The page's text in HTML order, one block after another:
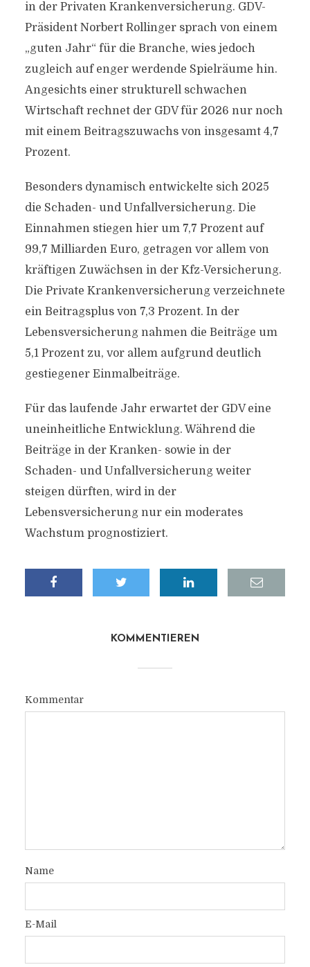
in der Privaten Krankenversicherung. GDV-
Präsident Norbert Rollinger sprach von einem
„guten Jahr“ für die Branche, wies jedoch
zugleich auf enger werdende Spielräume hin.
Angesichts einer strukturell schwachen
Wirtschaft rechnet der GDV für 2026 nur noch
mit einem Beitragszuwachs von insgesamt 4,7
Prozent.
Besonders dynamisch entwickelte sich 2025
die Schaden- und Unfallversicherung. Die
Einnahmen stiegen hier um 7,7 Prozent auf
99,7 Milliarden Euro, getragen vor allem von
kräftigen Zuwächsen in der Kfz-Versicherung.
Die Private Krankenversicherung verzeichnete
ein Beitragsplus von 7,3 Prozent. In der
Lebensversicherung nahmen die Beiträge um
5,1 Prozent zu, vor allem aufgrund deutlich
gestiegener Einmalbeiträge.
Für das laufende Jahr erwartet der GDV eine
uneinheitliche Entwicklung. Während die
Beiträge in der Kranken- sowie in der
Schaden- und Unfallversicherung weiter
steigen dürften, wird in der
Lebensversicherung nur ein moderates
Wachstum prognostiziert.
KOMMENTIEREN
Kommentar
Name
E-Mail